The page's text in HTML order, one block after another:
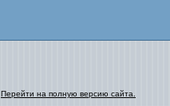
Перейти на полную версию сайта.